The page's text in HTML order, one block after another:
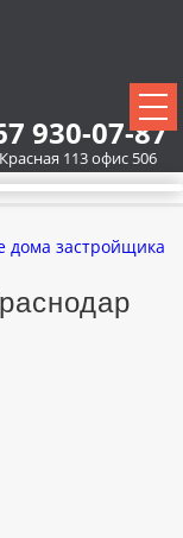
930-07-87
113 офис 506
дома застройщика